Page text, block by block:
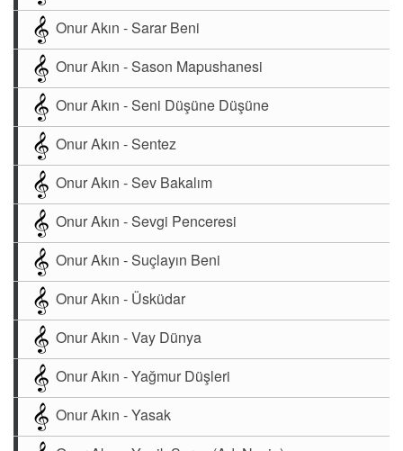
Onur Akın - Sarar Beni
Onur Akın - Sason Mapushanesi
Onur Akın - Seni Düşüne Düşüne
Onur Akın - Sentez
Onur Akın - Sev Bakalım
Onur Akın - Sevgi Penceresi
Onur Akın - Suçlayın Beni
Onur Akın - Üsküdar
Onur Akın - Vay Dünya
Onur Akın - Yağmur Düşleri
Onur Akın - Yasak